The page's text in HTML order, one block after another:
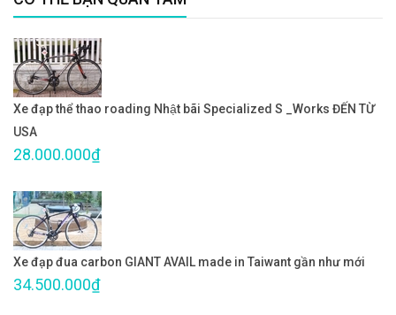
Xe đạp thể thao roading Nhật bãi Specialized S _Works ĐẾN TỪ
USA
28.000.000₫
Xe đạp đua carbon GIANT AVAIL made in Taiwant gần như mới
34.500.000₫